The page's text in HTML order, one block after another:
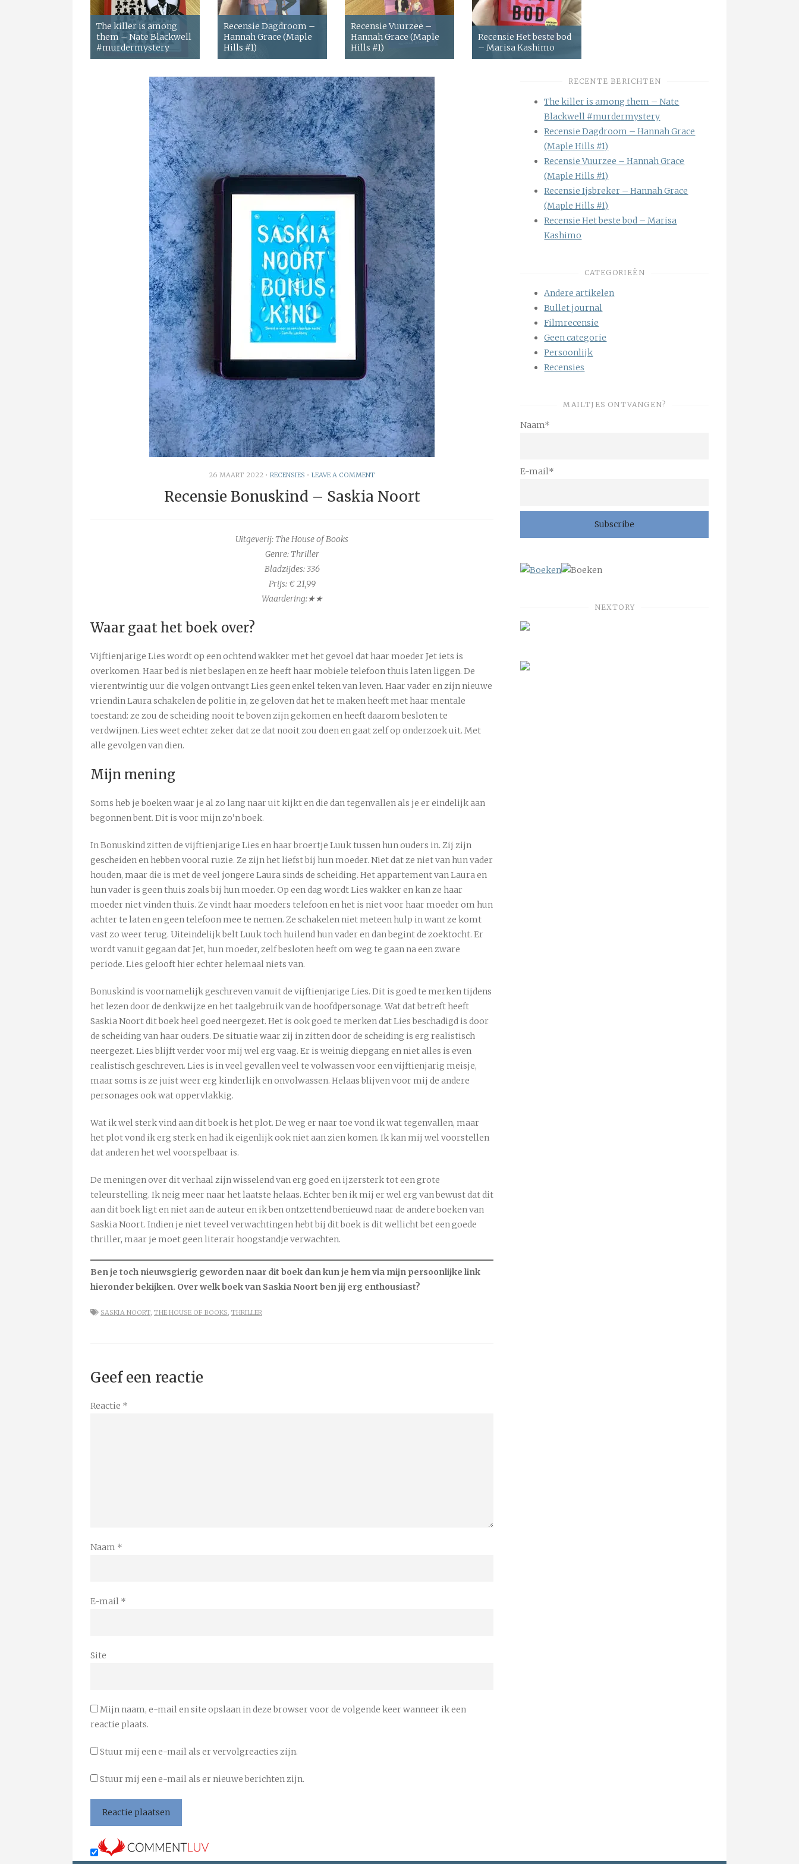
The killer is among
them – Nate Blackwell
#murdermystery
Recensie Dagdroom –
Hannah Grace (Maple
Hills #1)
Recensie Vuurzee –
Hannah Grace (Maple
Hills #1)
Recensie Het beste bod
– Marisa Kashimo
26 MAART 2022 •RECENSIES •LEAVE A COMMENT
Recensie Bonuskind – Saskia Noort
Uitgeverij: The House of Books
Genre: Thriller
Bladzijdes:336
Prijs: € 21,99
Waardering:★★
Waar gaat het boek over?
Vijftienjarige Lies wordt op een ochtend wakker met het gevoel dat haar moeder Jet iets is
overkomen. Haar bed is niet beslapen en ze heeft haar mobiele telefoon thuis laten liggen. De
vierentwintig uur die volgen ontvangt Lies geen enkel teken van leven. Haar vader en zijn nieuwe
vriendin Laura schakelen de politie in, ze geloven dat het te maken heeft met haar mentale
toestand: ze zou de scheiding nooit te boven zijn gekomen en heeft daarom besloten te
verdwijnen. Lies weet echter zeker dat ze dat nooit zou doen en gaat zelf op onderzoek uit. Met
alle gevolgen van dien.
Mijn mening
Soms heb je boeken waar je al zo lang naar uit kijkt en die dan tegenvallen als je er eindelijk aan
begonnen bent. Dit is voor mijn zo’n boek.
In Bonuskind zitten de vijftienjarige Lies en haar broertje Luuk tussen hun ouders in. Zij zijn
gescheiden en hebben vooral ruzie. Ze zijn het liefst bij hun moeder. Niet dat ze niet van hun vader
houden, maar die is met de veel jongere Laura sinds de scheiding. Het appartement van Laura en
hun vader is geen thuis zoals bij hun moeder. Op een dag wordt Lies wakker en kan ze haar
moeder niet vinden thuis. Ze vindt haar moeders telefoon en het is niet voor haar moeder om hun
achter te laten en geen telefoon mee te nemen. Ze schakelen niet meteen hulp in want ze komt
vast zo weer terug. Uiteindelijk belt Luuk toch huilend hun vader en dan begint de zoektocht. Er
wordt vanuit gegaan dat Jet, hun moeder, zelf besloten heeft om weg te gaan na een zware
periode. Lies gelooft hier echter helemaal niets van.
Bonuskind is voornamelijk geschreven vanuit de vijftienjarige Lies. Dit is goed te merken tijdens
het lezen door de denkwijze en het taalgebruik van de hoofdpersonage. Wat dat betreft heeft
Saskia Noort dit boek heel goed neergezet. Het is ook goed te merken dat Lies beschadigd is door
de scheiding van haar ouders. De situatie waar zij in zitten door de scheiding is erg realistisch
neergezet. Lies blijft verder voor mij wel erg vaag. Er is weinig diepgang en niet alles is even
realistisch geschreven. Lies is in veel gevallen veel te volwassen voor een vijftienjarig meisje,
maar soms is ze juist weer erg kinderlijk en onvolwassen. Helaas blijven voor mij de andere
personages ook wat oppervlakkig.
Wat ik wel sterk vind aan dit boek is het plot. De weg er naar toe vond ik wat tegenvallen, maar
het plot vond ik erg sterk en had ik eigenlijk ook niet aan zien komen. Ik kan mij wel voorstellen
dat anderen het wel voorspelbaar is.
De meningen over dit verhaal zijn wisselend van erg goed en ijzersterk tot een grote
teleurstelling. Ik neig meer naar het laatste helaas. Echter ben ik mij er wel erg van bewust dat dit
aan dit boek ligt en niet aan de auteur en ik ben ontzettend benieuwd naar de andere boeken van
Saskia Noort. Indien je niet teveel verwachtingen hebt bij dit boek is dit wellicht bet een goede
thriller, maar je moet geen literair hoogstandje verwachten.
Ben je toch nieuwsgierig geworden naar dit boek dan kun je hem via mijn persoonlijke link
hieronder bekijken. Over welk boek van Saskia Noort ben jij erg enthousiast?
SASKIA NOORT, THE HOUSE OF BOOKS, THRILLER
Geef een reactie
Reactie *
Naam *
E-mail *
Site
Mijn naam, e-mail en site opslaan in deze browser voor de volgende keer wanneer ik een
reactie plaats.
Stuur mij een e-mail als er vervolgreacties zijn.
Stuur mij een e-mail als er nieuwe berichten zijn.
RECENTE BERICHTEN
The killer is among them – Nate
Blackwell #murdermystery
Recensie Dagdroom – Hannah Grace
(Maple Hills #1)
Recensie Vuurzee – Hannah Grace
(Maple Hills #1)
Recensie Ijsbreker – Hannah Grace
(Maple Hills #1)
Recensie Het beste bod – Marisa
Kashimo
CATEGORIEËN
Andere artikelen
Bullet journal
Filmrecensie
Geen categorie
Persoonlijk
Recensies
MAILTJES ONTVANGEN?
Naam*
E-mail*
NEXTORY